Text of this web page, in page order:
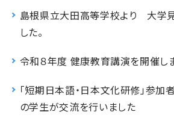
島根県立大田高等学校より 大学
した。
令和８年度 健康教育講演を開催し
「短期日本語・日本文化研修」参加
の学生が交流を行いました